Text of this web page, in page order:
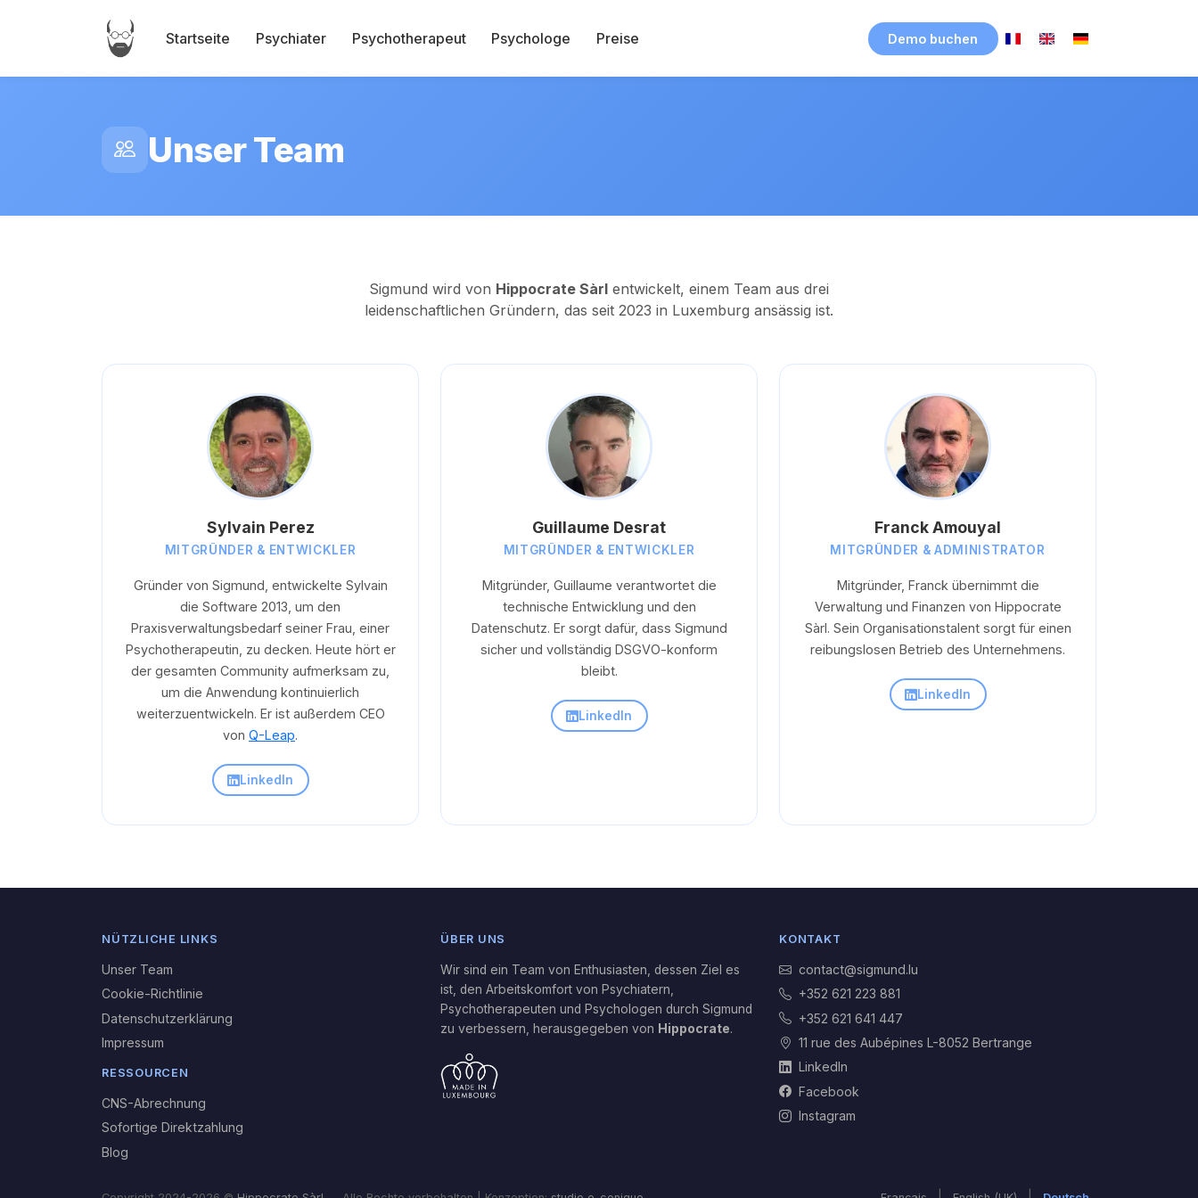
Startseite Psychiater Psychotherapeut Psychologe Preise Demo buchen
Unser Team
Sigmund wird von Hippocrate Sàrl entwickelt, einem Team aus drei
leidenschaftlichen Gründern, das seit 2023 in Luxemburg ansässig ist.
Sylvain Perez
MITGRÜNDER & ENTWICKLER
Gründer von Sigmund, entwickelte Sylvain
die Software 2013, um den
Praxisverwaltungsbedarf seiner Frau, einer
Psychotherapeutin, zu decken. Heute hört er
der gesamten Community aufmerksam zu,
um die Anwendung kontinuierlich
weiterzuentwickeln. Er ist außerdem CEO
von Q-Leap.
LinkedIn
Guillaume Desrat
MITGRÜNDER & ENTWICKLER
Mitgründer, Guillaume verantwortet die
technische Entwicklung und den
Datenschutz. Er sorgt dafür, dass Sigmund
sicher und vollständig DSGVO-konform
bleibt.
LinkedIn
Franck Amouyal
MITGRÜNDER & ADMINISTRATOR
Mitgründer, Franck übernimmt die
Verwaltung und Finanzen von Hippocrate
Sàrl. Sein Organisationstalent sorgt für einen
reibungslosen Betrieb des Unternehmens.
LinkedIn
NÜTZLICHE LINKS
Unser Team
Cookie-Richtlinie
Datenschutzerklärung
Impressum
RESSOURCEN
CNS-Abrechnung
Sofortige Direktzahlung
Blog
ÜBER UNS
Wir sind ein Team von Enthusiasten, dessen Ziel es
ist, den Arbeitskomfort von Psychiatern,
Psychotherapeuten und Psychologen durch Sigmund
zu verbessern, herausgegeben von Hippocrate.
KONTAKT
contact@sigmund.lu
+352 621 223 881
+352 621 641 447
11 rue des Aubépines L-8052 Bertrange
LinkedIn
Facebook
Instagram